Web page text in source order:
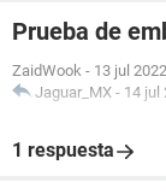
Prueba de
ZaidWook - 13 jul
Jaguar_MX - 14 jul
1 respuesta